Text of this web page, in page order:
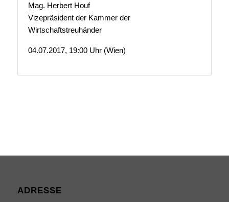
Mag. Herbert Houf
Vizepräsident der Kammer der
Wirtschaftstreuhänder
04.07.2017, 19:00 Uhr (Wien)
ADRESSE